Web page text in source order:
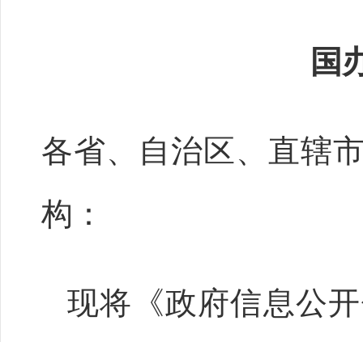
国
各省、自治区、直辖
构：
现将《政府信息公